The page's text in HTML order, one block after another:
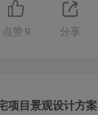
点赞 9 分享
项目景观设计方案